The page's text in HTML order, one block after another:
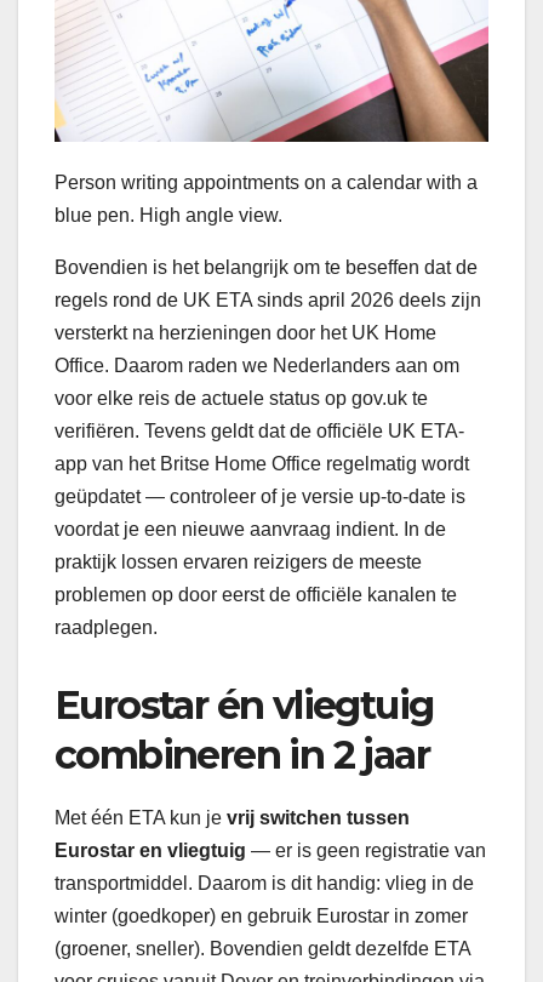
Person writing appointments on a calendar with a
blue pen. High angle view.
Bovendien is het belangrijk om te beseffen dat de
regels rond de UK ETA sinds april 2026 deels zijn
versterkt na herzieningen door het UK Home
Office. Daarom raden we Nederlanders aan om
voor elke reis de actuele status op gov.uk te
verifiëren. Tevens geldt dat de officiële UK ETA-
app van het Britse Home Office regelmatig wordt
geüpdatet — controleer of je versie up-to-date is
voordat je een nieuwe aanvraag indient. In de
praktijk lossen ervaren reizigers de meeste
problemen op door eerst de officiële kanalen te
raadplegen.
Eurostar én vliegtuig
combineren in 2 jaar
Met één ETA kun je vrij switchen tussen
Eurostar en vliegtuig — er is geen registratie van
transportmiddel. Daarom is dit handig: vlieg in de
winter (goedkoper) en gebruik Eurostar in zomer
(groener, sneller). Bovendien geldt dezelfde ETA